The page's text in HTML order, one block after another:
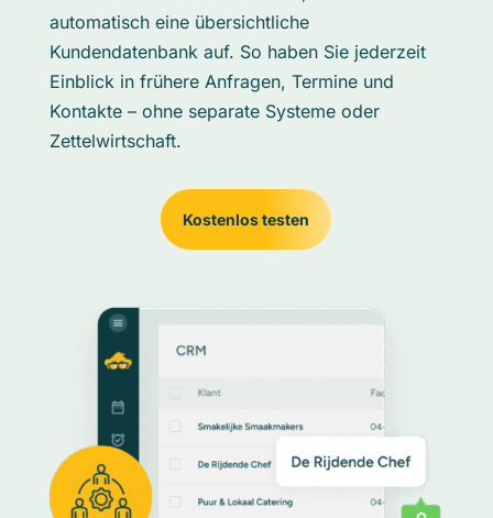
automatisch eine übersichtliche
Kundendatenbank auf. So haben Sie jederzeit
Einblick in frühere Anfragen, Termine und
Kontakte – ohne separate Systeme oder
Zettelwirtschaft.
Kostenlos testen